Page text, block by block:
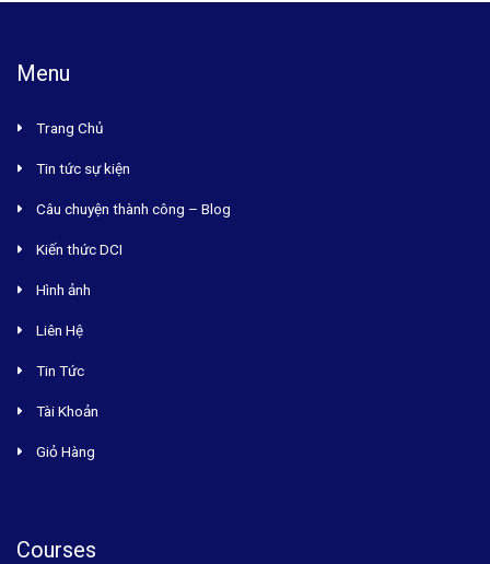
Menu
Trang Chủ
Tin tức sự kiện
Câu chuyện thành công – Blog
Kiến thức DCI
Hình ảnh
Liên Hệ
Tin Tức
Tài Khoản
Giỏ Hàng
Courses